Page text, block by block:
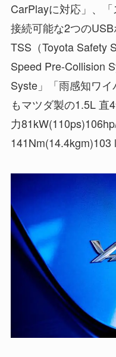
CarPlayに対応」、
接続可能な2つの
TSS（Toyota Safety
Speed Pre-Collision
Syste」「雨感知ワ
もマツダ製の1.5L 直
力
141Nm(14.4kgm)103